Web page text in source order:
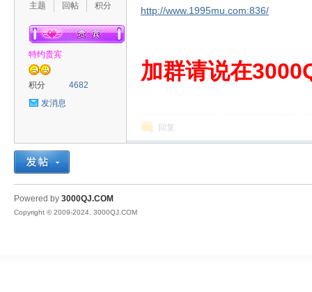
QJ
主题
回帖
积分
特约贵宾
积分
4682
发消息
http://www.1995mu.com:836/
加群请说在
回复
Powered by 3000QJ.COM
Copyright © 2009-2024, 3000QJ.COM